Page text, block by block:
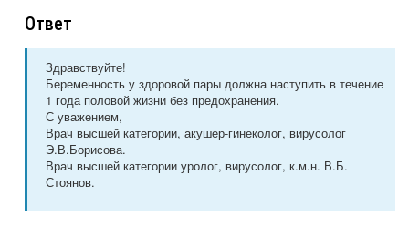
Ответ
Здравствуйте!
Беременность у здоровой пары должна наступить в течение
1 года половой жизни без предохранения.
С уважением,
Врач высшей категории, акушер-гинеколог, вирусолог
Э.В.Борисова.
Врач высшей категории уролог, вирусолог, к.м.н. В.Б.
Стоянов.